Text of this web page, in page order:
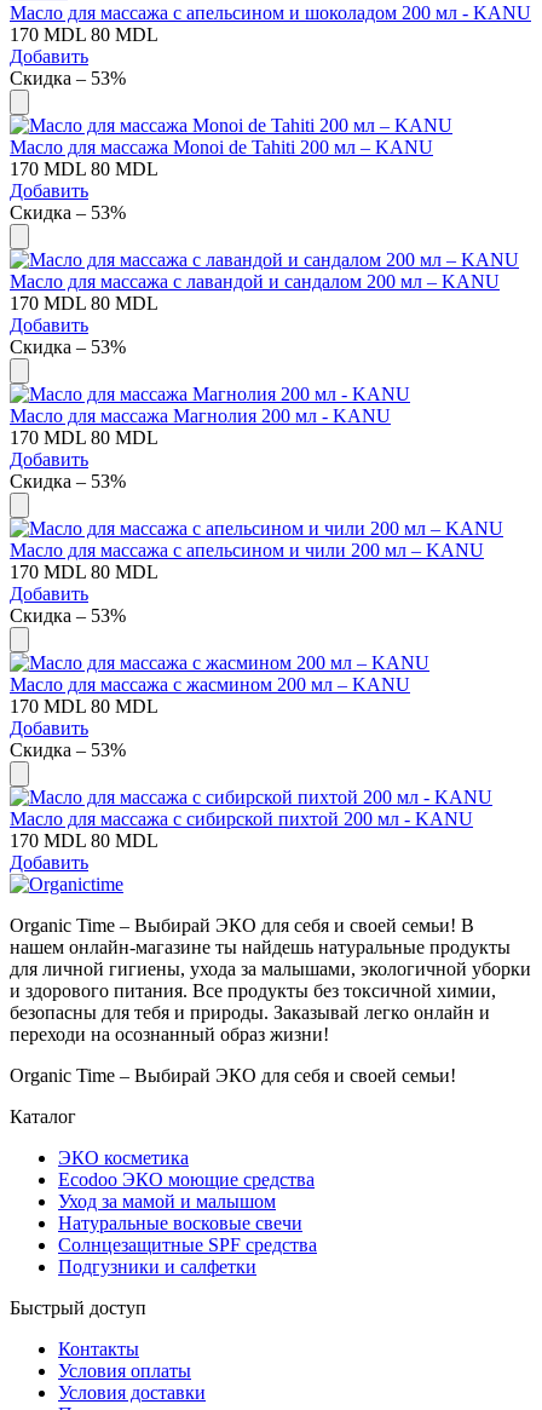
Масло для массажа с апельсином и шоколадом 200 мл - KANU
170 MDL 80 MDL
Добавить
Скидка – 53%
Масло для массажа Monoi de Tahiti 200 мл – KANU
170 MDL 80 MDL
Добавить
Скидка – 53%
Масло для массажа с лавандой и сандалом 200 мл – KANU
170 MDL 80 MDL
Добавить
Скидка – 53%
Масло для массажа Магнолия 200 мл - KANU
170 MDL 80 MDL
Добавить
Скидка – 53%
Масло для массажа с апельсином и чили 200 мл – KANU
170 MDL 80 MDL
Добавить
Скидка – 53%
Масло для массажа с жасмином 200 мл – KANU
170 MDL 80 MDL
Добавить
Скидка – 53%
Масло для массажа с сибирской пихтой 200 мл - KANU
170 MDL 80 MDL
Добавить
Organic Time – Выбирай ЭКО для себя и своей семьи! В
нашем онлайн-магазине ты найдешь натуральные продукты
для личной гигиены, ухода за малышами, экологичной уборки
и здорового питания. Все продукты без токсичной химии,
безопасны для тебя и природы. Заказывай легко онлайн и
переходи на осознанный образ жизни!
Organic Time – Выбирай ЭКО для себя и своей семьи!
Каталог
ЭКО косметика
Ecodoo ЭКО моющие средства
Уход за мамой и малышом
Натуральные восковые свечи
Солнцезащитные SPF средства
Подгузники и салфетки
Быстрый доступ
Контакты
Условия оплаты
Условия доставки